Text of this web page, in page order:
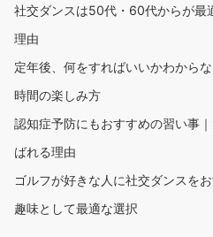
社交ダンスは50代・60代からが最
理由
定年後、何をすればいいかわから
時間の楽しみ方
認知症予防にもおすすめの習い事
ばれる理由
ゴルフが好きな人に社交ダンスを
趣味として最適な選択